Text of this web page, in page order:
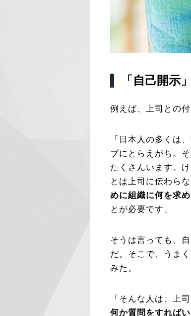
「自己開示
例えば、上司との
「日本人の多くは
ブにとらえがち。
たくさんいます。
とは上司に伝わら
めに組織に何を求め
とが必要です」
そうは言っても、
だ。そこで、うま
みた。
「そんな人は、上
何か質問をすれば